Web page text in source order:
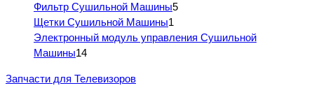
Фильтр Сушильной Машины5
Щетки Сушильной Машины1
Электронный модуль управления Сушильной
Машины14
Запчасти для Телевизоров